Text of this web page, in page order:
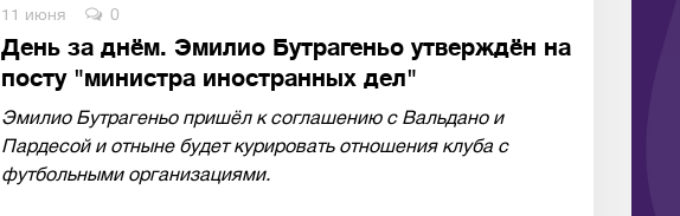
11 июня 0
День за днём. Эмилио Бутрагеньо утверждён на
посту "министра иностранных дел"
Эмилио Бутрагеньо пришёл к соглашению с Вальдано и
Пардесой и отныне будет курировать отношения клуба с
футбольными организациями.